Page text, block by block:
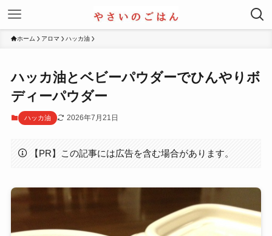
ホーム アロマ ハッカ油
ハッカ油とベビーパウダーでひんやりボ
ディーパウダー
ハッカ油 2026年7月21日
【PR】この記事には広告を含む場合があります。